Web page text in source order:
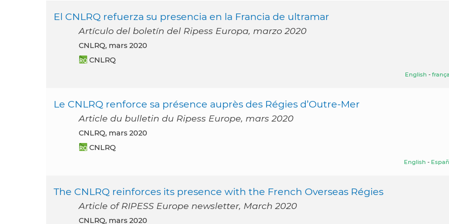
El CNLRQ refuerza su presencia en la Francia de ultramar
Artículo del boletín del Ripess Europa, marzo 2020
CNLRQ, mars 2020
CNLRQ
English -
Le CNLRQ renforce sa présence auprès des Régies d’Outre-Mer
Article du bulletin du Ripess Europe, mars 2020
CNLRQ, mars 2020
CNLRQ
English -
The CNLRQ reinforces its presence with the French Overseas Régies
Article of RIPESS Europe newsletter, March 2020
CNLRQ, mars 2020